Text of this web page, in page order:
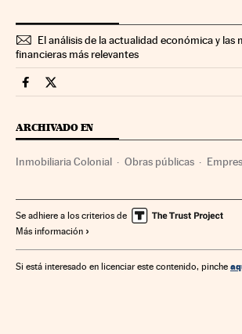
El análisis de la actualidad económica y las
financieras más relevantes
Companias Cinco Días en Facebook
Companias Cinco Días en Twitter
ARCHIVADO EN
Inmobiliaria Colonial Obras públicas
Se adhiere a los criterios de
Más información
Si está interesado en licenciar este contenido, pinche